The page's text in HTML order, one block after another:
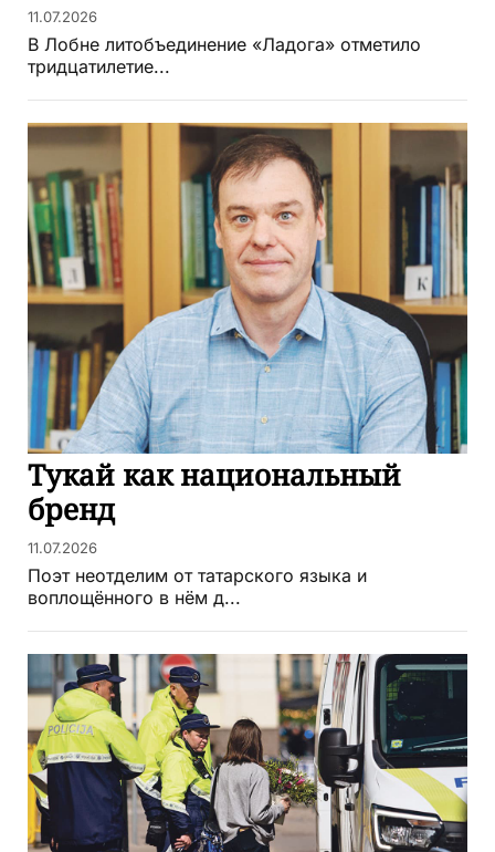
11.07.2026
В Лобне литобъединение «Ладога» отметило
тридцатилетие...
Тукай как национальный
бренд
11.07.2026
Поэт неотделим от татарского языка и
воплощённого в нём д...